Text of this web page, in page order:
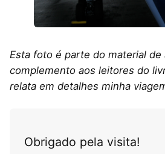
Esta foto é parte do material de
complemento aos leitores do
relata em detalhes minha
Obrigado pela visita!